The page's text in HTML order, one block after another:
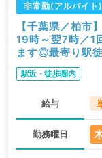
非常勤(アルバイト
【千葉県／柏
19時～翌7時／1
ます◎最寄り駅
／非常勤）
駅近・徒歩圏内
給与
勤務曜日